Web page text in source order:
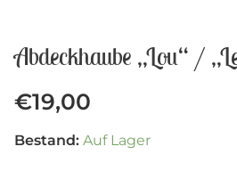
Abdeckhaube „Lou“ /
€19,00
Bestand: Auf Lager